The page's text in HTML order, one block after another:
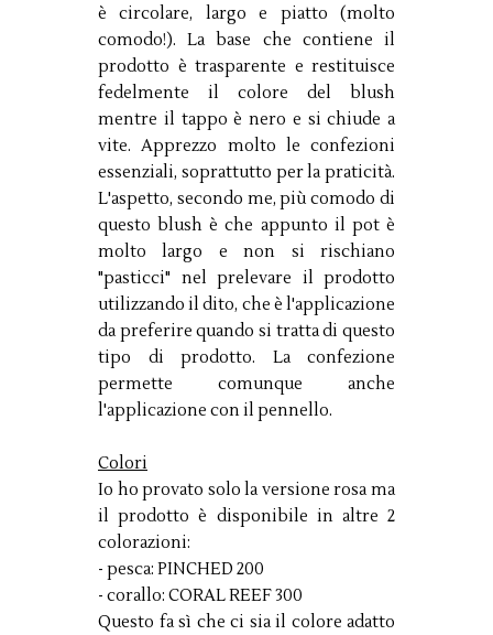
è circolare, largo e piatto (molto
comodo!). La base che contiene il
prodotto è trasparente e restituisce
fedelmente il colore del blush
mentre il tappo è nero e si chiude a
vite. Apprezzo molto le confezioni
essenziali, soprattutto per la praticità.
L'aspetto, secondo me, più comodo di
questo blush è che appunto il pot è
molto largo e non si rischiano
"pasticci" nel prelevare il prodotto
utilizzando il dito, che è l'applicazione
da preferire quando si tratta di questo
tipo di prodotto. La confezione
permette comunque anche
l'applicazione con il pennello.
Colori
Io ho provato solo la versione rosa ma
il prodotto è disponibile in altre 2
colorazioni:
- pesca: PINCHED 200
- corallo: CORAL REEF 300
Questo fa sì che ci sia il colore adatto